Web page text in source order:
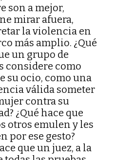
son a mejor,
mirar afuera,
la violencia en
más amplio. ¿Qué
un grupo de
considere como
su ocio, como una
válida someter
contra su
¿Qué hace que
otros emulen y les
por ese gesto?
que un juez, a la